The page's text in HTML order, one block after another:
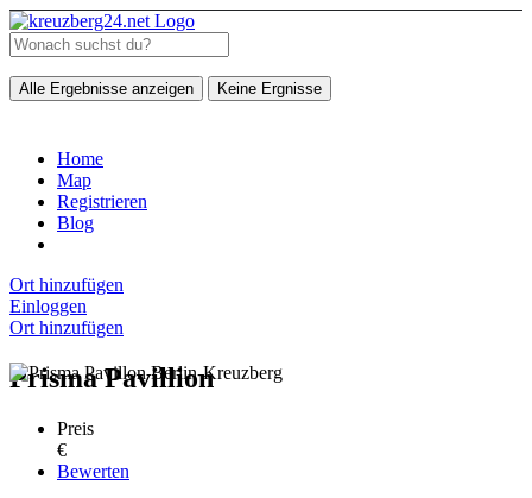
Alle Ergebnisse anzeigen Keine Ergnisse
Home
Map
Registrieren
Blog
Ort hinzufügen
Einloggen
Ort hinzufügen
Prisma Pavillion
Preis
€
Bewerten